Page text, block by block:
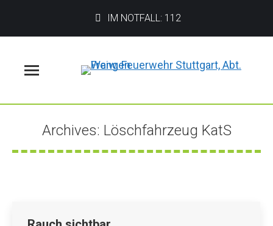
IM NOTFALL: 112
Archives: Löschfahrzeug KatS
Sie befinden sich hier: